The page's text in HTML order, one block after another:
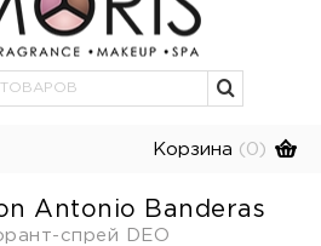
Корзина (0)
Antonio Banderas
спрей DEO